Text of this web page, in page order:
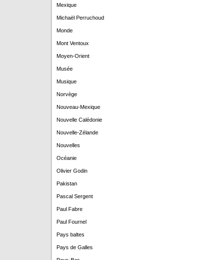
Mexique
Michaël Perruchoud
Monde
Mont Ventoux
Moyen-Orient
Musée
Musique
Norvège
Nouveau-Mexique
Nouvelle Calédonie
Nouvelle-Zélande
Nouvelles
Océanie
Olivier Godin
Pakistan
Pascal Sergent
Paul Fabre
Paul Fournel
Pays baltes
Pays de Galles